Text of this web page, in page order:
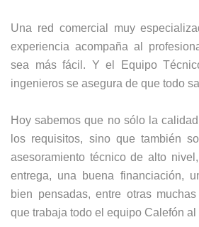
Una red comercial muy
experiencia acompaña al
sea más fácil. Y el Equipo
ingenieros se asegura de que todo
Hoy sabemos que no sólo la
los requisitos, sino que también
asesoramiento técnico de alto
entrega, una buena financiación,
bien pensadas, entre otras
que trabaja todo el equipo Calefón al